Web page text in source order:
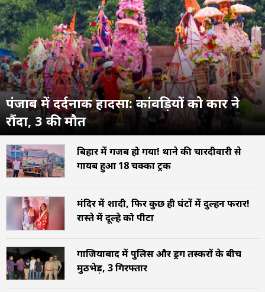
पंजाब में दर्दनाक हादसा: कांवड़ियों को कार ने
रौंदा, 3 की मौत
बिहार में गजब हो गया! थाने की चारदीवारी से
गायब हुआ 18 चक्का ट्रक
मंदिर में शादी, फिर कुछ ही घंटों में दुल्हन फरार!
रास्ते में दूल्हे को पीटा
गाजियाबाद में पुलिस और ड्रग तस्करों के बीच
मुठभेड़, 3 गिरफ्तार